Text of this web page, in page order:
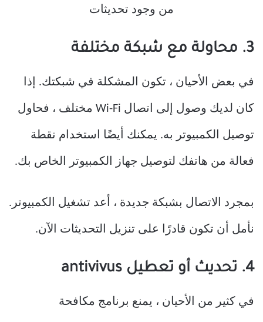
3. محاولة مع شبكة مختلفة
في بعض الأحيان ، تكون المشكلة في شبكتك. إذا
كان لديك وصول إلى اتصال Wi-Fi مختلف ، فحاول
توصيل الكمبيوتر به. يمكنك أيضًا استخدام نقطة
فعالة من هاتفك لتوصيل جهاز الكمبيوتر الخاص بك.
بمجرد الاتصال بشبكة جديدة ، أعد تشغيل الكمبيوتر.
نأمل أن تكون قادرًا على تنزيل التحديثات الآن.
4. تحديث أو تعطيل antivivus
في كثير من الأحيان ، يمنع برنامج مكافحة